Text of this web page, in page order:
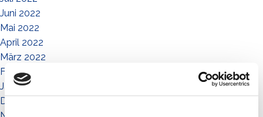
Juni 2022
Mai 2022
April 2022
März 2022
Februar 2022
Januar 2022
Dezember 2021